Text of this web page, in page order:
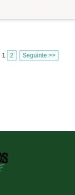
1 2 Seguinte >>